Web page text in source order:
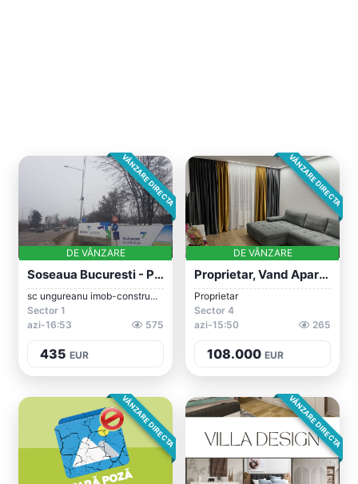
VÂNZARE DIRECTA
DE VÂNZARE
Soseaua Bucuresti - Ploiești, Zona Acade...
sc ungureanu imob-constru...
Sector 1
azi-16:53
575
435 EUR
VÂNZARE DIRECTA
DE VÂNZARE
Proprietar, Vand Apartament Cu 2 Camere...
Proprietar
Sector 4
azi-15:50
265
108.000 EUR
VÂNZARE DIRECTA VÂNZARE DIRECTA